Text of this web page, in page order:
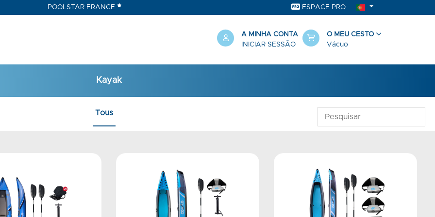
POOLSTAR FRANCE ESPACE PRO
A MINHA CONTA
INICIAR SESSÃO
O MEU CESTO
Vácuo
Kayak
Tous